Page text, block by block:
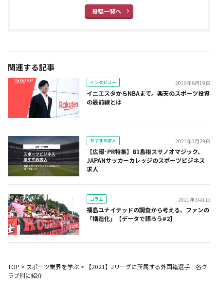
投稿一覧へ
関連する記事
インタビュー 2019年6月19日
イニエスタからNBAまで。楽天のスポーツ投資
の最前線とは
おすすめ求人 2021年3月29日
【広報･PR特集】B1島根スサノオマジック、
JAPANサッカーカレッジのスポーツビジネス
求人
コラム 2021年3月1日
福島ユナイテッドの調査から考える、ファンの
「構造化」【データで語ろう#2】
TOP > スポーツ業界を学ぶ >
【2021】Jリーグに所属する外国籍選手｜各ク
ラブ別に紹介